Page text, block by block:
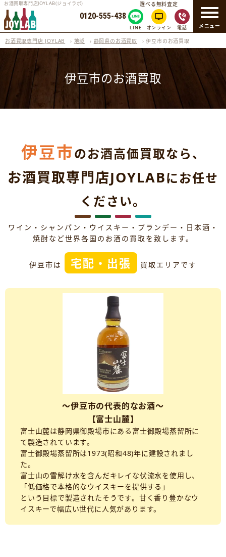
メニュー
お酒買取専門店JOYLAB(ジョイラボ)
0120-555-438
選べる無料査定
LINE オンライン 電話
お酒買取専門店 JOYLAB › 地域 › 静岡県のお酒買取 ›伊豆市のお酒買取
伊豆市のお酒買取
伊豆市のお酒高価買取なら、
お酒買取専門店JOYLABにお任せ
ください。
ワイン・シャンパン・ウイスキー・ブランデー・日本酒・
焼酎など世界各国のお酒の買取を致します。
伊豆市は 宅配・出張 買取エリアです
～伊豆市の代表的なお酒～
【富士山麓】
富士山麓は静岡県御殿場市にある富士御殿場蒸留所に
て製造されています。
富士御殿場蒸留所は1973(昭和48)年に建設されまし
た。
富士山の雪解け水を含んだキレイな伏流水を使用し、
「低価格で本格的なウイスキーを提供する」
という目標で製造されたそうです。甘く香り豊かなウ
イスキーで幅広い世代に人気があります。